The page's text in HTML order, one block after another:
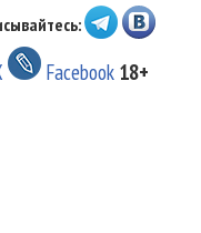
Facebook 18+